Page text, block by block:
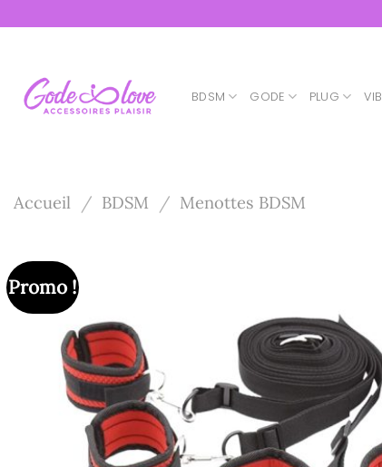
au
BDSM GODE PLUG
Accueil / BDSM / Menottes BDSM
Promo !